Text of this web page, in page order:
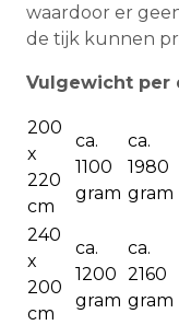
waardoor er
de tijk kunnen
Vulgewicht per
200
x
220
cm
ca.
1100
gram
ca.
1980
gram
240
x
200
cm
ca.
1200
gram
ca.
2160
gram